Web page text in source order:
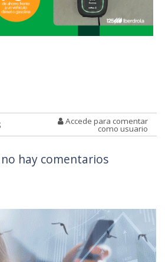
Accede para comentar
como usuario
hay comentarios